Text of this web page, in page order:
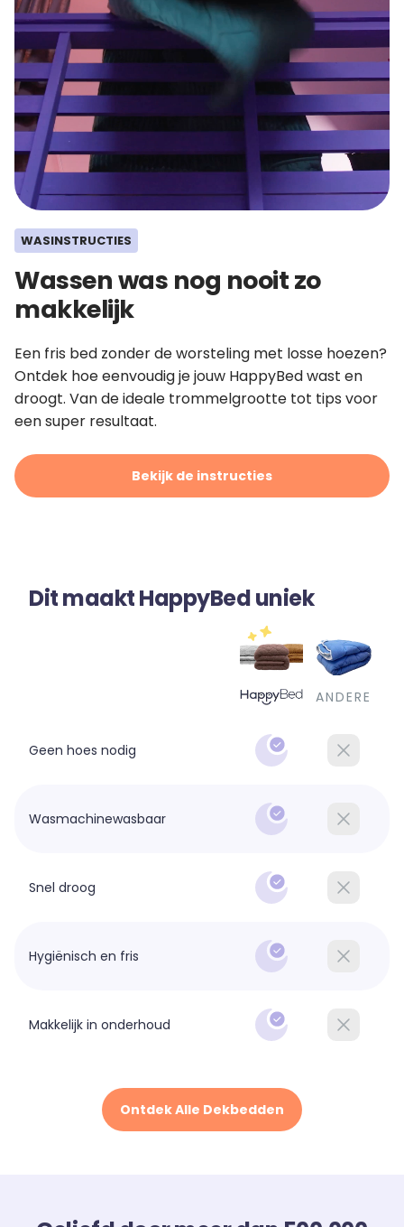
WASINSTRUCTIES
Wassen was nog nooit zo
makkelijk
Een fris bed zonder de worsteling met losse hoezen?
Ontdek hoe eenvoudig je jouw HappyBed wast en
droogt. Van de ideale trommelgrootte tot tips voor
een super resultaat.
Bekijk de instructies
Dit maakt HappyBed uniek
ANDERE
Geen hoes nodig
Wasmachinewasbaar
Snel droog
Hygiënisch en fris
Makkelijk in onderhoud
Ontdek Alle Dekbedden